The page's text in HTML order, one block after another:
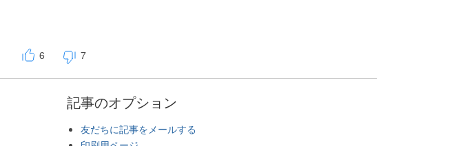
6
7
記事のオプション
友だちに記事をメールする